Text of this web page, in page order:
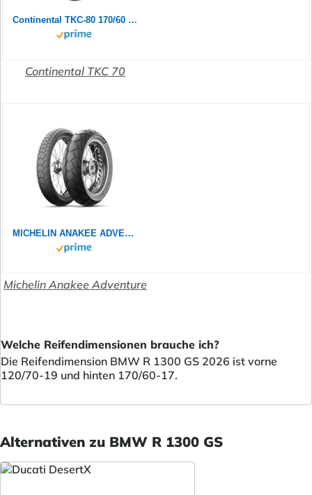
Continental TKC-80 170/60 B 17 M/C 72Q M+S TL Rear
Continental TKC 70
MICHELIN ANAKEE ADVENTURE 2 170/60R17 72V - Rückseite Reifen
Michelin Anakee Adventure
Welche Reifendimensionen brauche ich?
Die Reifendimension BMW R 1300 GS 2026 ist vorne
120/70-19 und hinten 170/60-17.
Alternativen zu BMW R 1300 GS